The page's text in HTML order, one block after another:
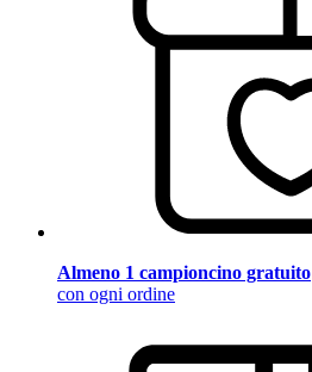
Almeno 1 campioncino gratuito
con ogni ordine